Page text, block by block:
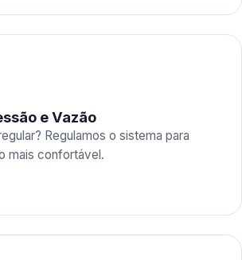
e Vazão
Regulamos o sistema para
mais confortável.